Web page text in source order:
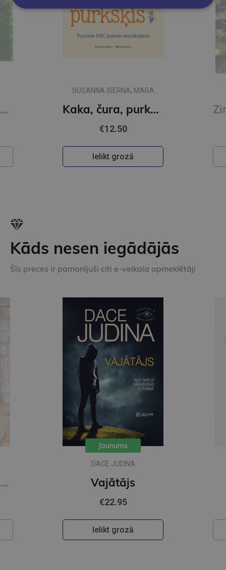
Pļavā. Grāmata ar lukturīti
SUSANNA ISERNA, MARA
Kaka, čura, purkšķis
€12.50
Ielikt grozā
Kāds nesen iegādājās
Šīs preces ir pamanījuši citi e-veikala apmeklētāji
Auroras Tīgārdenas mistērijas. Slepkavība lasītāju klubā. Vakara detektīvs
Jaunums
DACE JUDINA
Vajātājs
€22.95
Ielikt grozā